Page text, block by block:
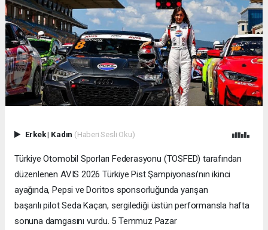
Erkek| Kadın (Haberi Sesli Oku)
Türkiye Otomobil Sporları Federasyonu (TOSFED) tarafından
düzenlenen AVIS 2026 Türkiye Pist Şampiyonası'nın ikinci
ayağında, Pepsi ve Doritos sponsorluğunda yarışan
başarılı pilot Seda Kaçan, sergilediği üstün performansla hafta
sonuna damgasını vurdu. 5 Temmuz Pazar